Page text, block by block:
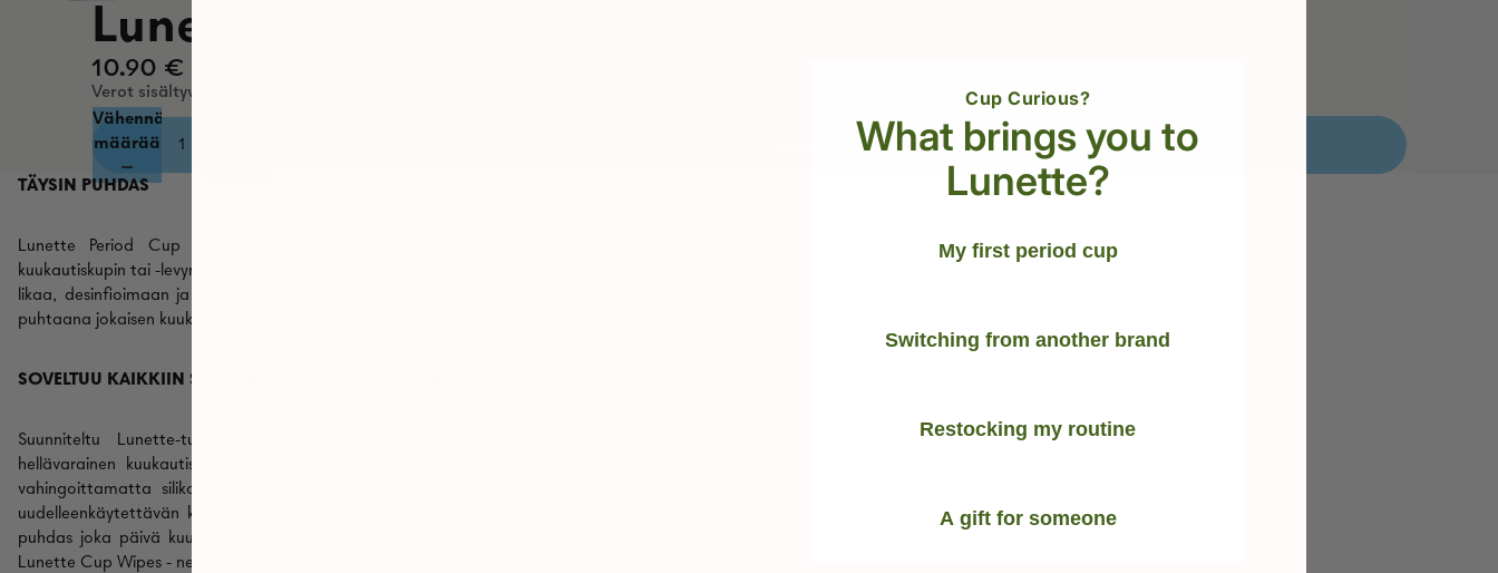
Lunette Cup -pesuaine 100 ml
10.90 €
Verot sisältyvät hintaan. Toimituskulut lasketaan kassalla.
Vähennä
määrää
Lisää ostoskoriin
TÄYSIN PUHDAS
Lunette Period Cup Wash on puhdistusgeeli, joka on kehitetty erityisesti
kuukautiskupin tai -levyn puhdistamiseen ja raikastamiseen. Se auttaa poistamaan
likaa, desinfioimaan ja pitämään uudelleenkäytettävän kuukautistuotteesi täysin
puhtaana jokaisen kuukautiskierron aikana. Suojaa ihoasi jäämiltä ja ärsytyksiltä.
SOVELTUU KAIKKIIN SILIKONIKUPPIIN JA -LEVYIHIN
Suunniteltu Lunette-tuotteille ja muille luotettaville tuotemerkeille. Tämä
hellävarainen kuukautiskuppien ja -levyjen puhdistusaine puhdistaa tehokkaasti
vahingoittamatta silikonia tai jättämättä jäämiä, mikä auttaa pidentämään
uudelleenkäytettävän kuukautiskuppisi tai -levysi käyttöikää
puhdas joka päivä kuukautiskierron aikana.
Lunette Cup Wipes - ne ovat täydellinen kumppani matkoilla.
Cup Curious?
What brings you to
Lunette?
My first period cup
Switching from another brand
Restocking my routine
A gift for someone